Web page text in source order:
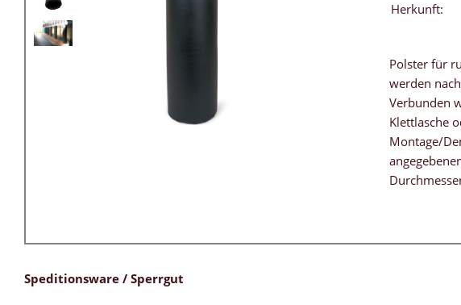
Herkunft:
Polster für
werden
Verbunden
Klettlasche
Montage/
Speditionsware / Sperrgut